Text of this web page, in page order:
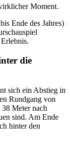
Moment.
Ende des Jahres)
die
sich ein Abstieg in
Rundgang von
Meter nach
sind. Am Ende
hinter den